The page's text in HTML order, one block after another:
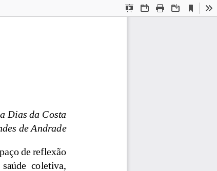
Presentation
OpenPrint Download
Current
View
Dias da Costa
de Andrade
de reflexão
coletiva,